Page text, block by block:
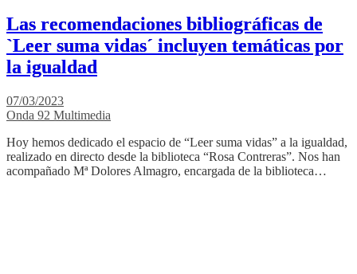
Las recomendaciones bibliográficas de
`Leer suma vidas´ incluyen temáticas por
la igualdad
07/03/2023
Onda 92 Multimedia
Hoy hemos dedicado el espacio de “Leer suma vidas” a la igualdad,
realizado en directo desde la biblioteca “Rosa Contreras”. Nos han
acompañado Mª Dolores Almagro, encargada de la biblioteca…